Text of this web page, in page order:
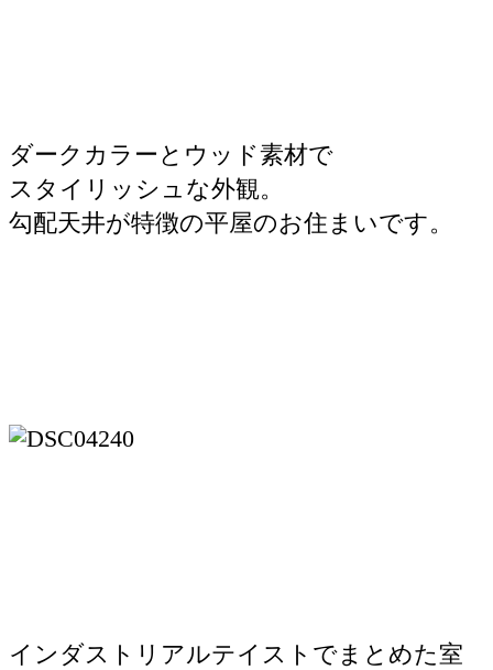
ダークカラーとウッド素材で
スタイリッシュな外観。
勾配天井が特徴の平屋のお住まいです。
インダストリアルテイストでまとめた室